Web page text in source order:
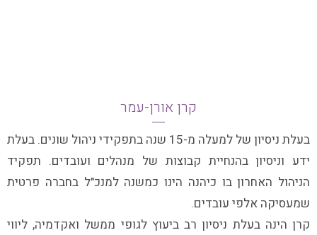
קרן אורן-עמר
בעלת ניסיון של למעלה מ-15 שנה בתפקידי ניהול שונים. בעלת
ידע וניסיון בהנחיית קבוצות של מנהלים ועובדים. תפקיד
הניהול האחרון בו כיהנה הינו כמשנה למנכ"ל בחברה פרטית
שמעסיקה אלפי עובדים.
קרן הינה בעלת ניסיון רב ביעוץ לגופי ממשל ואקדמיה, ליווי